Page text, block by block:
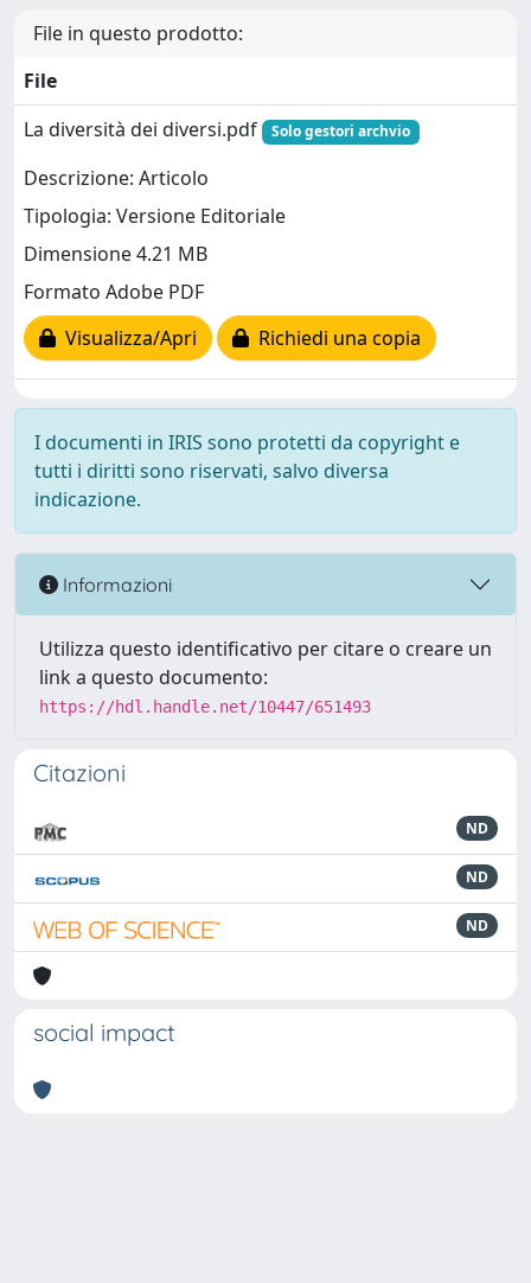
File in questo prodotto:
File
La diversità dei diversi.pdf
Solo gestori archvio
Descrizione: Articolo
Tipologia: Versione Editoriale
Dimensione 4.21 MB
Formato Adobe PDF
Visualizza/Apri
Richiedi una copia
I documenti in IRIS sono protetti da copyright e
tutti i diritti sono riservati, salvo diversa
indicazione.
Informazioni
Utilizza questo identificativo per citare o creare un
link a questo documento:
https://hdl.handle.net/10447/651493
Citazioni
ND
ND
ND
social impact